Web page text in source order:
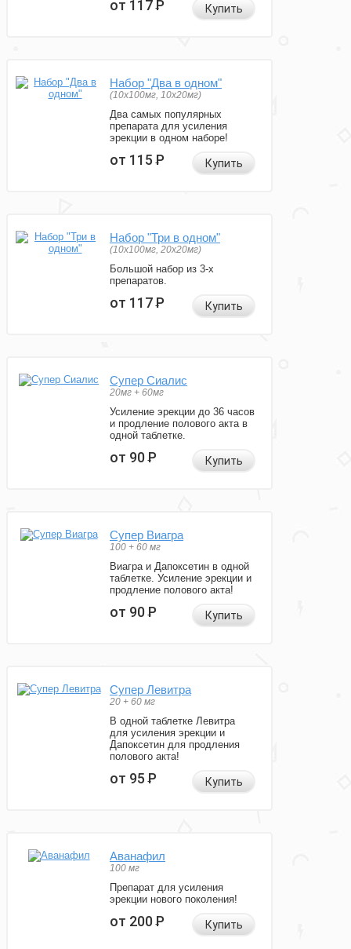
от 117Р Купить
Набор "Два в одном"
(10x100мг, 10x20мг)
Два самых популярных
препарата для усиления
эрекции в одном наборе!
от 115Р Купить
Набор "Три в одном"
(10x100мг, 20x20мг)
Большой набор из 3-х
препаратов.
от 117Р Купить
Супер Сиалис
20мг + 60мг
Усиление эрекции до 36 часов
и продление полового акта в
одной таблетке.
от 90Р Купить
Супер Виагра
100 + 60 мг
Виагра и Дапоксетин в одной
таблетке. Усиление эрекции и
продление полового акта!
от 90Р Купить
Супер Левитра
20 + 60 мг
В одной таблетке Левитра
для усиления эрекции и
Дапоксетин для продления
полового акта!
от 95Р Купить
Аванафил
100 мг
Препарат для усиления
эрекции нового поколения!
от 200Р Купить